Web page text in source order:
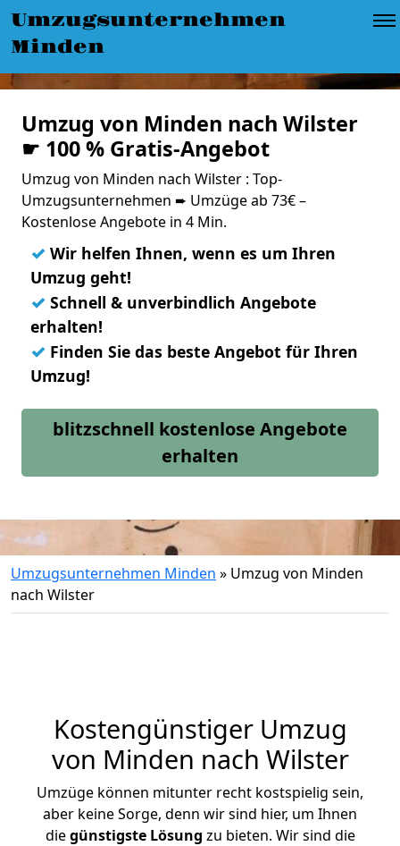
Umzugsunternehmen
Minden
Umzug von Minden nach Wilster
☛ 100 % Gratis-Angebot
Umzug von Minden nach Wilster : Top-
Umzugsunternehmen ➨ Umzüge ab 73€ –
Kostenlose Angebote in 4 Min.
✓ Wir helfen Ihnen, wenn es um Ihren
Umzug geht!
✓ Schnell & unverbindlich Angebote
erhalten!
✓ Finden Sie das beste Angebot für Ihren
Umzug!
blitzschnell kostenlose Angebote
erhalten
Umzugsunternehmen Minden » Umzug von Minden
nach Wilster
Kostengünstiger Umzug
von Minden nach Wilster
Umzüge können mitunter recht kostspielig sein,
aber keine Sorge, denn wir sind hier, um Ihnen
diegünstigste Lösung zu bieten. Wir sind die